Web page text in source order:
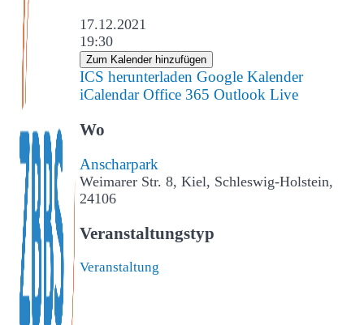
17.12.2021
19:30
Zum Kalender hinzufügen
ICS herunterladen Google Kalender
iCalendar Office 365 Outlook Live
Wo
Anscharpark
Weimarer Str. 8, Kiel, Schleswig-Holstein,
24106
Veranstaltungstyp
Veranstaltung